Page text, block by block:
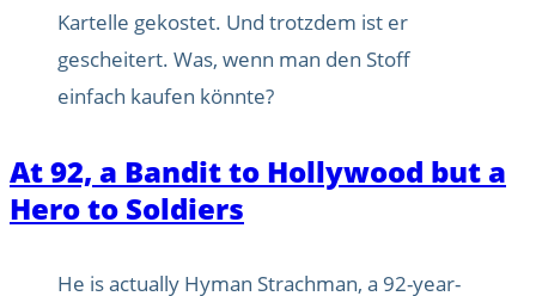
Kartelle gekostet. Und trotzdem ist er
gescheitert. Was, wenn man den Stoff
einfach kaufen könnte?
At 92, a Bandit to Hollywood but a
Hero to Soldiers
He is actually Hyman Strachman, a 92-year-